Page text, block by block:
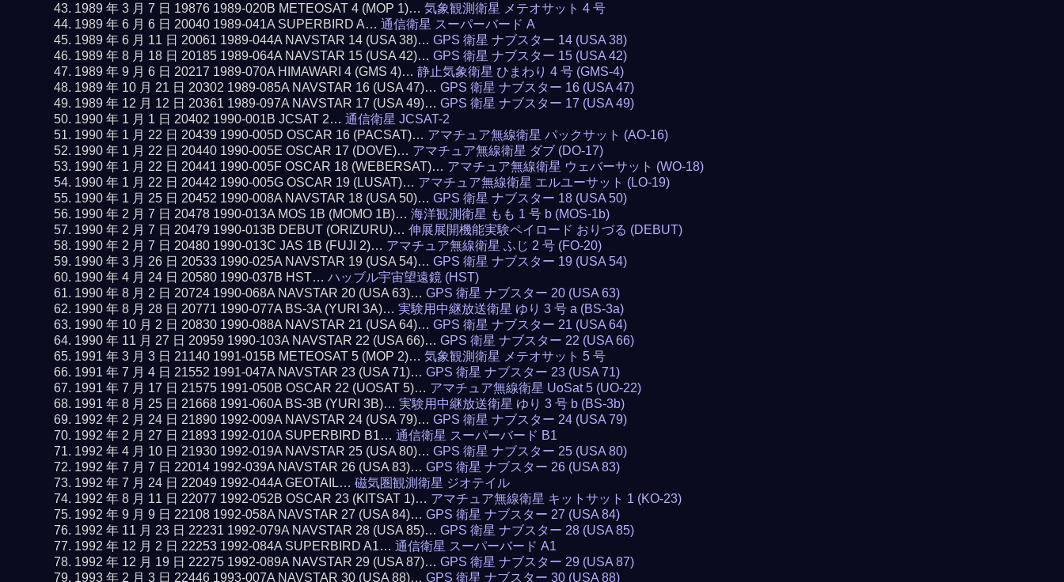
1989 年 3 月 7 日 19876 1989-020B METEOSAT 4 (MOP 1)… 気象観測衛星 メテオサット 4 号
1989 年 6 月 6 日 20040 1989-041A SUPERBIRD A… 通信衛星 スーパーバード A
1989 年 6 月 11 日 20061 1989-044A NAVSTAR 14 (USA 38)… GPS 衛星 ナブスター 14 (USA 38)
1989 年 8 月 18 日 20185 1989-064A NAVSTAR 15 (USA 42)… GPS 衛星 ナブスター 15 (USA 42)
1989 年 9 月 6 日 20217 1989-070A HIMAWARI 4 (GMS 4)… 静止気象衛星 ひまわり 4 号 (GMS-4)
1989 年 10 月 21 日 20302 1989-085A NAVSTAR 16 (USA 47)… GPS 衛星 ナブスター 16 (USA 47)
1989 年 12 月 12 日 20361 1989-097A NAVSTAR 17 (USA 49)… GPS 衛星 ナブスター 17 (USA 49)
1990 年 1 月 1 日 20402 1990-001B JCSAT 2… 通信衛星 JCSAT-2
1990 年 1 月 22 日 20439 1990-005D OSCAR 16 (PACSAT)… アマチュア無線衛星 パックサット (AO-16)
1990 年 1 月 22 日 20440 1990-005E OSCAR 17 (DOVE)… アマチュア無線衛星 ダブ (DO-17)
1990 年 1 月 22 日 20441 1990-005F OSCAR 18 (WEBERSAT)… アマチュア無線衛星 ウェバーサット (WO-18)
1990 年 1 月 22 日 20442 1990-005G OSCAR 19 (LUSAT)… アマチュア無線衛星 エルユーサット (LO-19)
1990 年 1 月 25 日 20452 1990-008A NAVSTAR 18 (USA 50)… GPS 衛星 ナブスター 18 (USA 50)
1990 年 2 月 7 日 20478 1990-013A MOS 1B (MOMO 1B)… 海洋観測衛星 もも 1 号 b (MOS-1b)
1990 年 2 月 7 日 20479 1990-013B DEBUT (ORIZURU)… 伸展展開機能実験ペイロード おりづる (DEBUT)
1990 年 2 月 7 日 20480 1990-013C JAS 1B (FUJI 2)… アマチュア無線衛星 ふじ 2 号 (FO-20)
1990 年 3 月 26 日 20533 1990-025A NAVSTAR 19 (USA 54)… GPS 衛星 ナブスター 19 (USA 54)
1990 年 4 月 24 日 20580 1990-037B HST… ハッブル宇宙望遠鏡 (HST)
1990 年 8 月 2 日 20724 1990-068A NAVSTAR 20 (USA 63)… GPS 衛星 ナブスター 20 (USA 63)
1990 年 8 月 28 日 20771 1990-077A BS-3A (YURI 3A)… 実験用中継放送衛星 ゆり 3 号 a (BS-3a)
1990 年 10 月 2 日 20830 1990-088A NAVSTAR 21 (USA 64)… GPS 衛星 ナブスター 21 (USA 64)
1990 年 11 月 27 日 20959 1990-103A NAVSTAR 22 (USA 66)… GPS 衛星 ナブスター 22 (USA 66)
1991 年 3 月 3 日 21140 1991-015B METEOSAT 5 (MOP 2)… 気象観測衛星 メテオサット 5 号
1991 年 7 月 4 日 21552 1991-047A NAVSTAR 23 (USA 71)… GPS 衛星 ナブスター 23 (USA 71)
1991 年 7 月 17 日 21575 1991-050B OSCAR 22 (UOSAT 5)… アマチュア無線衛星 UoSat 5 (UO-22)
1991 年 8 月 25 日 21668 1991-060A BS-3B (YURI 3B)… 実験用中継放送衛星 ゆり 3 号 b (BS-3b)
1992 年 2 月 24 日 21890 1992-009A NAVSTAR 24 (USA 79)… GPS 衛星 ナブスター 24 (USA 79)
1992 年 2 月 27 日 21893 1992-010A SUPERBIRD B1… 通信衛星 スーパーバード B1
1992 年 4 月 10 日 21930 1992-019A NAVSTAR 25 (USA 80)… GPS 衛星 ナブスター 25 (USA 80)
1992 年 7 月 7 日 22014 1992-039A NAVSTAR 26 (USA 83)… GPS 衛星 ナブスター 26 (USA 83)
1992 年 7 月 24 日 22049 1992-044A GEOTAIL… 磁気圏観測衛星 ジオテイル
1992 年 8 月 11 日 22077 1992-052B OSCAR 23 (KITSAT 1)… アマチュア無線衛星 キットサット 1 (KO-23)
1992 年 9 月 9 日 22108 1992-058A NAVSTAR 27 (USA 84)… GPS 衛星 ナブスター 27 (USA 84)
1992 年 11 月 23 日 22231 1992-079A NAVSTAR 28 (USA 85)… GPS 衛星 ナブスター 28 (USA 85)
1992 年 12 月 2 日 22253 1992-084A SUPERBIRD A1… 通信衛星 スーパーバード A1
1992 年 12 月 19 日 22275 1992-089A NAVSTAR 29 (USA 87)… GPS 衛星 ナブスター 29 (USA 87)
1993 年 2 月 3 日 22446 1993-007A NAVSTAR 30 (USA 88)… GPS 衛星 ナブスター 30 (USA 88)